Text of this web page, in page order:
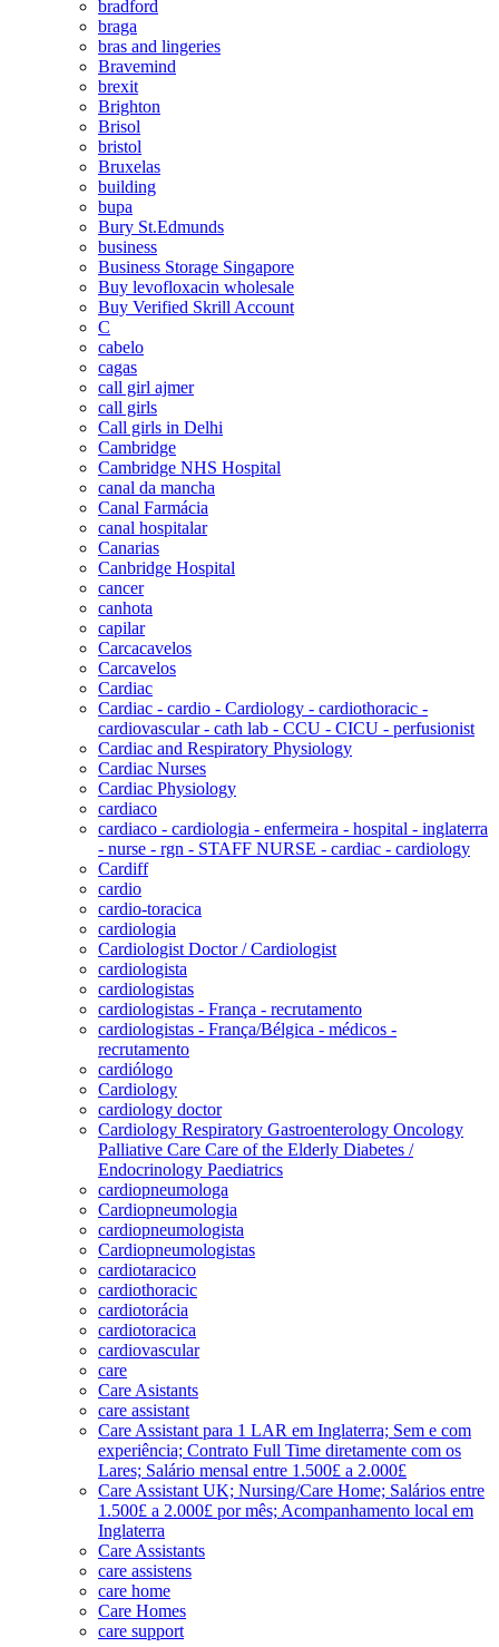
bradford
braga
bras and lingeries
Bravemind
brexit
Brighton
Brisol
bristol
Bruxelas
building
bupa
Bury St.Edmunds
business
Business Storage Singapore
Buy levofloxacin wholesale
Buy Verified Skrill Account
C
cabelo
cagas
call girl ajmer
call girls
Call girls in Delhi
Cambridge
Cambridge NHS Hospital
canal da mancha
Canal Farmácia
canal hospitalar
Canarias
Canbridge Hospital
cancer
canhota
capilar
Carcacavelos
Carcavelos
Cardiac
Cardiac - cardio - Cardiology - cardiothoracic -
cardiovascular - cath lab - CCU - CICU - perfusionist
Cardiac and Respiratory Physiology
Cardiac Nurses
Cardiac Physiology
cardiaco
cardiaco - cardiologia - enfermeira - hospital - inglaterra
- nurse - rgn - STAFF NURSE - cardiac - cardiology
Cardiff
cardio
cardio-toracica
cardiologia
Cardiologist Doctor / Cardiologist
cardiologista
cardiologistas
cardiologistas - França - recrutamento
cardiologistas - França/Bélgica - médicos -
recrutamento
cardiólogo
Cardiology
cardiology doctor
Cardiology Respiratory Gastroenterology Oncology
Palliative Care Care of the Elderly Diabetes /
Endocrinology Paediatrics
cardiopneumologa
Cardiopneumologia
cardiopneumologista
Cardiopneumologistas
cardiotaracico
cardiothoracic
cardiotorácia
cardiotoracica
cardiovascular
care
Care Asistants
care assistant
Care Assistant para 1 LAR em Inglaterra; Sem e com
experiência; Contrato Full Time diretamente com os
Lares; Salário mensal entre 1.500£ a 2.000£
Care Assistant UK; Nursing/Care Home; Salários entre
1.500£ a 2.000£ por mês; Acompanhamento local em
Inglaterra
Care Assistants
care assistens
care home
Care Homes
care support